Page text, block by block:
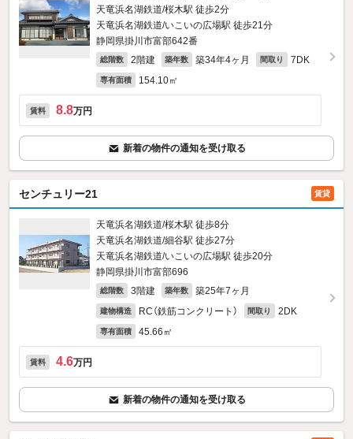
天竜浜名湖鉄道/桜木駅 徒歩2分
天竜浜名湖鉄道/いこいの広場駅 徒歩21分
静岡県掛川市富部642番
総階数 2階建 築年数 築34年4ヶ月 間取り 7DK
専有面積 154.10㎡
賃料 8.8万円
新着の物件の通知を受け取る
センチュリー21 賃貸
天竜浜名湖鉄道/桜木駅 徒歩8分
天竜浜名湖鉄道/細谷駅 徒歩27分
天竜浜名湖鉄道/いこいの広場駅 徒歩20分
静岡県掛川市富部696
総階数 3階建 築年数 築25年7ヶ月
建物構造 RC（鉄筋コンクリート） 間取り 2DK
専有面積 45.66㎡
賃料 4.6万円
新着の物件の通知を受け取る